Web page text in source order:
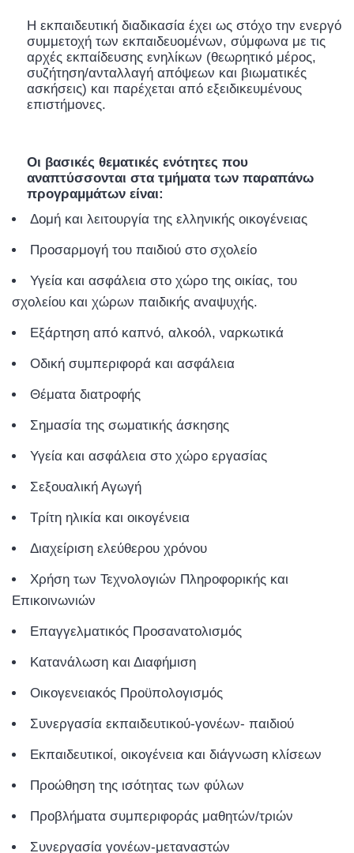
Η εκπαιδευτική διαδικασία έχει ως στόχο την ενεργό
συμμετοχή των εκπαιδευομένων, σύμφωνα με τις
αρχές εκπαίδευσης ενηλίκων (θεωρητικό μέρος,
συζήτηση/ανταλλαγή απόψεων και βιωματικές
ασκήσεις) και παρέχεται από εξειδικευμένους
επιστήμονες.
Οι βασικές θεματικές ενότητες που
αναπτύσσονται στα τμήματα των παραπάνω
προγραμμάτων είναι:
Δομή και λειτουργία της ελληνικής οικογένειας
Προσαρμογή του παιδιού στο σχολείο
Υγεία και ασφάλεια στο χώρο της οικίας, του
σχολείου και χώρων παιδικής αναψυχής.
Εξάρτηση από καπνό, αλκοόλ, ναρκωτικά
Οδική συμπεριφορά και ασφάλεια
Θέματα διατροφής
Σημασία της σωματικής άσκησης
Υγεία και ασφάλεια στο χώρο εργασίας
Σεξουαλική Αγωγή
Τρίτη ηλικία και οικογένεια
Διαχείριση ελεύθερου χρόνου
Χρήση των Τεχνολογιών Πληροφορικής και
Επικοινωνιών
Επαγγελματικός Προσανατολισμός
Κατανάλωση και Διαφήμιση
Οικογενειακός Προϋπολογισμός
Συνεργασία εκπαιδευτικού-γονέων- παιδιού
Εκπαιδευτικοί, οικογένεια και διάγνωση κλίσεων
Προώθηση της ισότητας των φύλων
Προβλήματα συμπεριφοράς μαθητών/τριών
Συνεργασία γονέων-μεταναστών